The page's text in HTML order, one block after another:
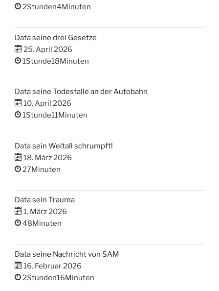
2Stunden4Minuten
Data seine drei Gesetze
25. April 2026
1Stunde18Minuten
Data seine Todesfalle an der Autobahn
10. April 2026
1Stunde11Minuten
Data sein Weltall schrumpft!
18. März 2026
27Minuten
Data sein Trauma
1. März 2026
48Minuten
Data seine Nachricht von SAM
16. Februar 2026
2Stunden16Minuten